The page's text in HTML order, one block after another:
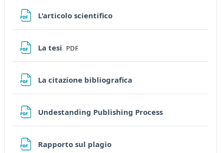
L'articolo scientifico
La tesi File
PDF
La citazione bibliografica
Undestanding Publishing Process
Rapporto sul plagio